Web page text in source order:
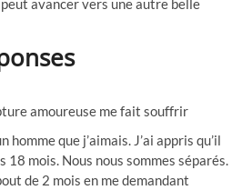
avancer vers une autre belle
amoureuse me fait souffrir
homme que j’aimais. J’ai appris qu’il
mois. Nous nous sommes séparés.
de 2 mois en me demandant